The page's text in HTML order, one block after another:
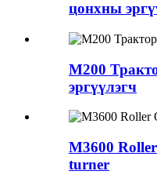
цонхны
M200
эргүүлэгч
M3600
turner